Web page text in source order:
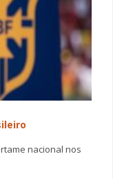
nacional nos